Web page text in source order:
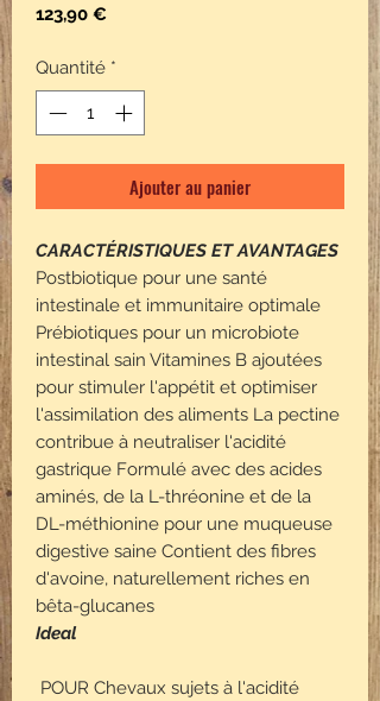
123,90 €Prix
Quantité *
Ajouter au panier
CARACTÉRISTIQUES ET AVANTAGES
Postbiotique pour une santé
intestinale et immunitaire optimale
Prébiotiques pour un microbiote
intestinal sain Vitamines B ajoutées
pour stimuler l'appétit et optimiser
l'assimilation des aliments La pectine
contribue à neutraliser l'acidité
gastrique Formulé avec des acides
aminés, de la L-thréonine et de la
DL-méthionine pour une muqueuse
digestive saine Contient des fibres
d'avoine, naturellement riches en
bêta-glucanes
Ideal
POUR Chevaux sujets à l'acidité